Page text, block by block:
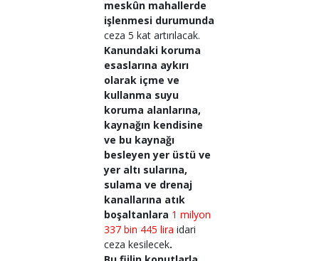
meskûn mahallerde
işlenmesi durumunda
ceza 5 kat artırılacak.
Kanundaki koruma
esaslarına aykırı
olarak içme ve
kullanma suyu
koruma alanlarına,
kaynağın kendisine
ve bu kaynağı
besleyen yer üstü ve
yer altı sularına,
sulama ve drenaj
kanallarına atık
boşaltanlara 1 milyon
337 bin 445 lira idari
ceza kesilecek.